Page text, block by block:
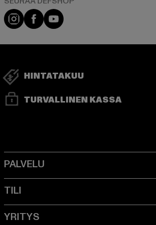
Visit our Instagram page:
Visit our Facebook page:
Visit our YouTube channel:
HINTATAKUU
TURVALLINEN KASSA